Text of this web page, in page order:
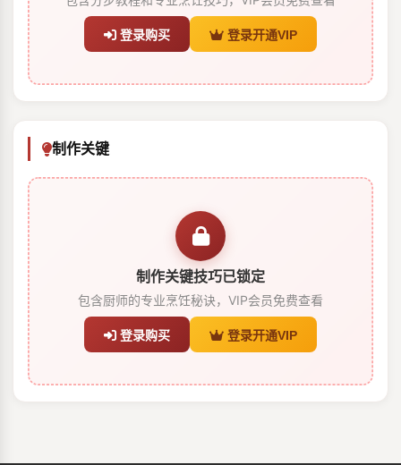
登录购买 登录开通VIP
制作关键
制作关键技巧已锁定
包含厨师的专业烹饪秘诀，VIP会员免费查看
登录购买 登录开通VIP